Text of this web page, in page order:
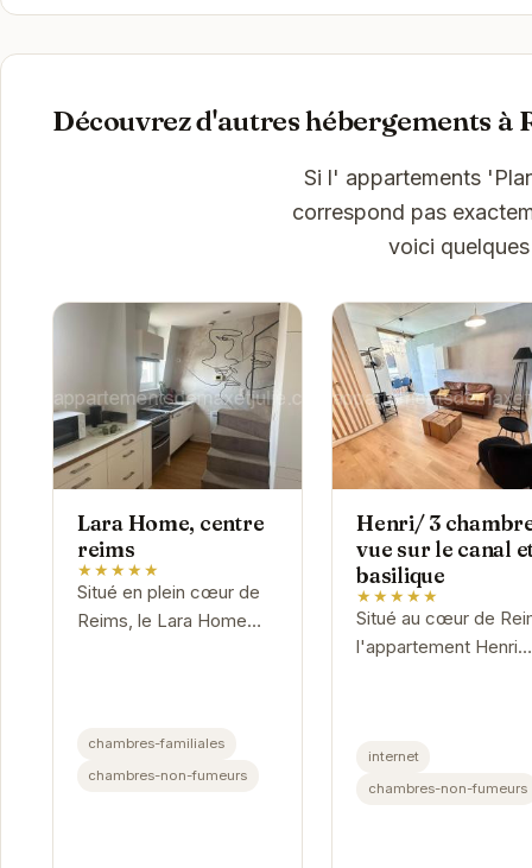
Découvrez d'autres hébergements à
Si l' appartements
correspond pas
voici
Lara Home, centre
reims
★★★★★
Situé en plein cœur de
Reims, le Lara Home
principales attractions
chambres-familiales
chambres-non-fumeurs
Henri/ 3
vue sur le canal
basilique
★★★★★
Situé au cœur de
l'appartement Henri
restaurants et sites
touristiques,...
internet
chambres-non-fumeurs